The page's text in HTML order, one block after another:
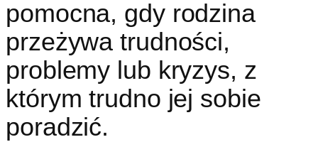
pomocna, gdy rodzina
przeżywa trudności,
problemy lub kryzys, z
którym trudno jej sobie
poradzić.